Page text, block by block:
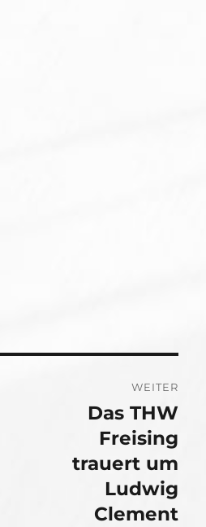
WEITER
Das THW
Freising
trauert um
Ludwig
Clement